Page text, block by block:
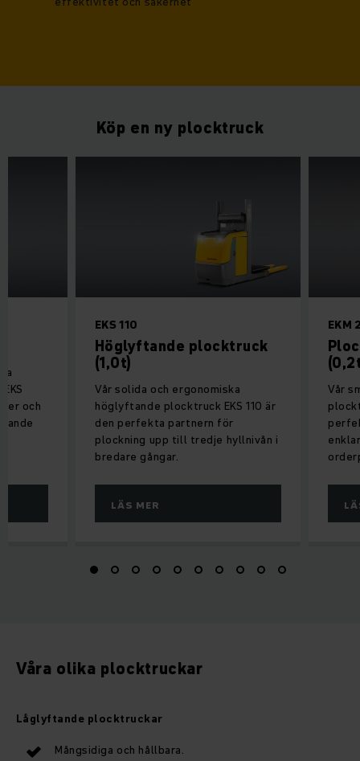
Köp en ny plocktruck
EKS 110
Höglyftande plocktruck
(1,0t)
Vår solida och ergonomiska
höglyftande plocktruck EKS 110 är
den perfekta partnern för
plockning upp till tredje hyllnivån i
bredare gångar.
LÄS MER
EKM
Vår
och
Våra olika plocktruckar
Låglyftande plocktruckar
Mångsidiga och hållbara.